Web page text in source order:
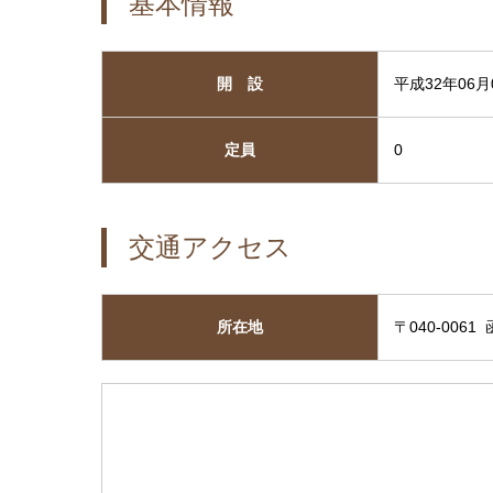
開 設 平成32年06月
定員 0
交通アクセス
所在地 〒040-0061